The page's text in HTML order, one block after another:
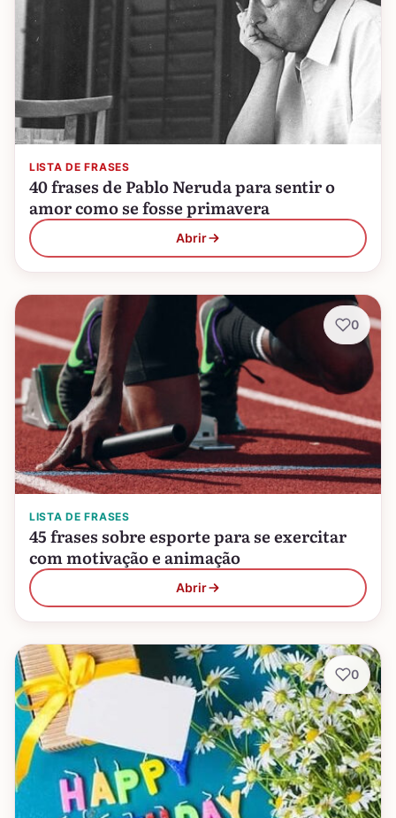
LISTA DE FRASES
40 frases de Pablo Neruda para sentir o
amor como se fosse primavera
Abrir
LISTA DE FRASES
45 frases sobre esporte para se exercitar
com motivação e animação
Abrir
0
0